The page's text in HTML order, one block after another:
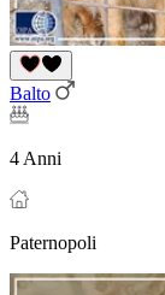
Balto
4 Anni
Paternopoli